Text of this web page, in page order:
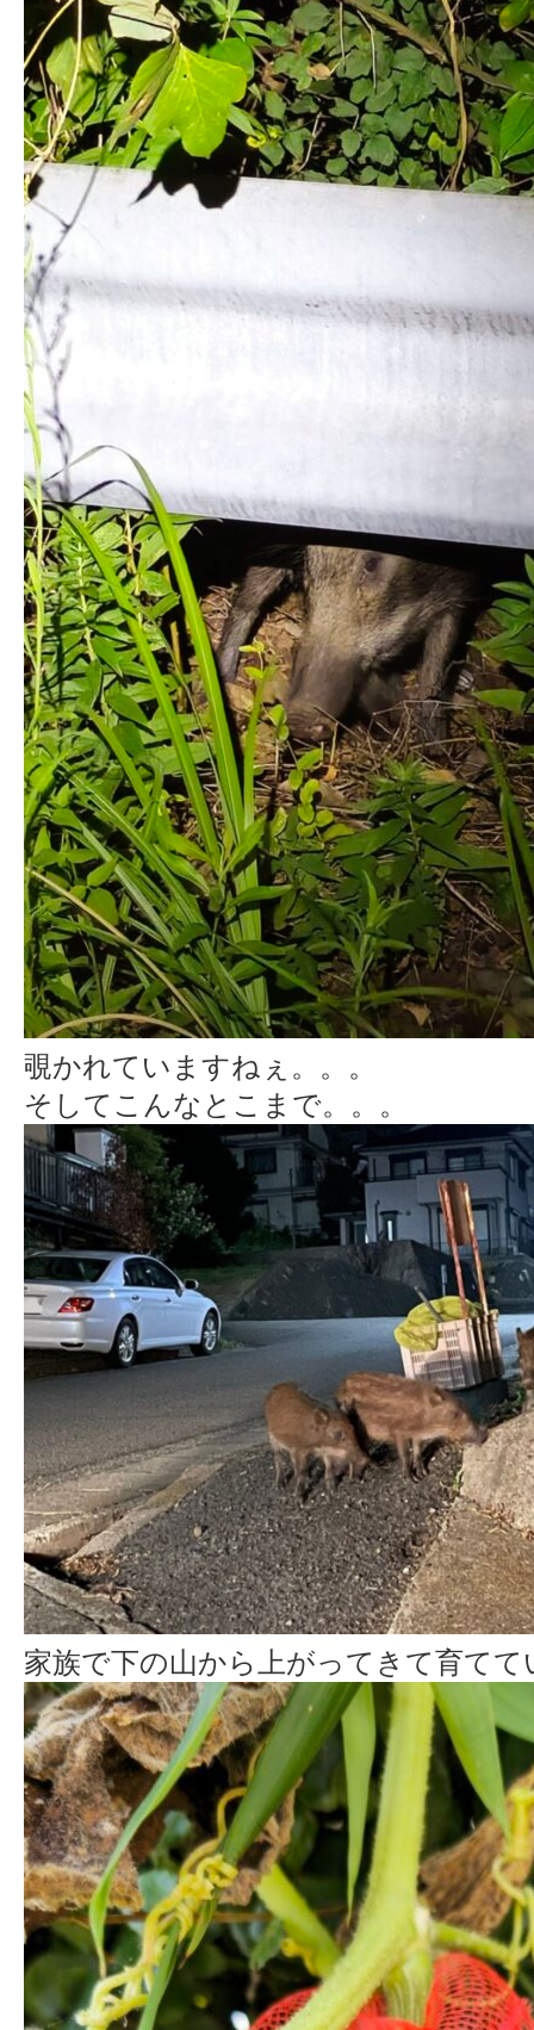
覗かれていますねぇ。。。
そしてこんなとこまで。。。
家族で下の山から上がってきて育てて